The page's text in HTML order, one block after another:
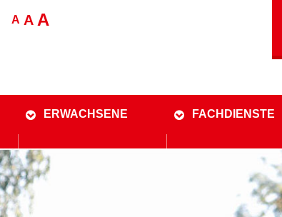
A A A
ERWACHSENE FACHDIENSTE